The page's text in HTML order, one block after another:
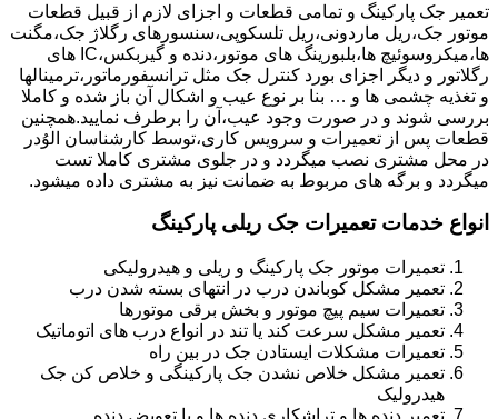
تعمیر جک پارکینگ و تمامی قطعات و اجزای لازم از قبیل قطعات
موتور جک،ریل ماردونی،ریل تلسکوپی،سنسورهای رگلاژ جک،مگنت
ها،میکروسوئیچ ها،بلبورینگ های موتور،دنده و گیربکس،IC های
رگلاتور و دیگر اجزای بورد کنترل جک مثل ترانسفورماتور،ترمینالها
و تغذیه چشمی ها و … بنا بر نوع عیب و اشکال آن باز شده و کاملا
بررسی شوند و در صورت وجود عیب،آن را برطرف نمایید.همچنین
قطعات پس از تعمیرات و سرویس کاری،توسط کارشناسان الوُدر
در محل مشتری نصب میگردد و در جلوی مشتری کاملا تست
میگردد و برگه های مربوط به ضمانت نیز به مشتری داده میشود.
انواع خدمات تعمیرات جک ریلی پارکینگ
تعمیرات موتور جک پارکینگ و ریلی و هیدرولیکی
تعمیر مشکل کوباندن درب در انتهای بسته شدن درب
تعمیرات سیم پیچ موتور و بخش برقی موتورها
تعمیر مشکل سرعت کند یا تند در انواع درب های اتوماتیک
تعمیرات مشکلات ایستادن جک در بین راه
تعمیر مشکل خلاص نشدن جک پارکینگی و خلاص کن جک
هیدرولیک